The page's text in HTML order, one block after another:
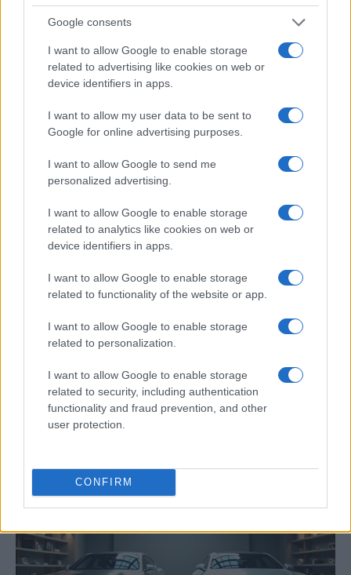
Google consents
I want to allow Google to enable storage
related to advertising like cookies on web or
device identifiers in apps.
I want to allow my user data to be sent to
Google for online advertising purposes.
I want to allow Google to send me
personalized advertising.
I want to allow Google to enable storage
related to analytics like cookies on web or
device identifiers in apps.
I want to allow Google to enable storage
related to functionality of the website or app.
I want to allow Google to enable storage
related to personalization.
I want to allow Google to enable storage
related to security, including authentication
functionality and fraud prevention, and other
user protection.
CONFIRM
carácter deportivo
Cómo obtener el permiso internacional
para conducir y viajar por todo el mundo
AUTOMOVIL